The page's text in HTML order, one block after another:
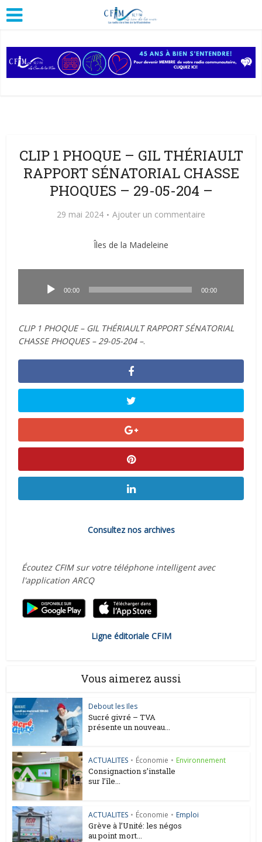
CLIP 1 PHOQUE – GIL THÉRIAULT
RAPPORT SÉNATORIAL CHASSE
PHOQUES – 29-05-204 –
29 mai 2024 Ajouter un commentaire
Îles de la Madeleine
00:00 00:00
CLIP 1 PHOQUE – GIL THÉRIAULT RAPPORT SÉNATORIAL
CHASSE PHOQUES – 29-05-204 –.
Consultez nos archives
Écoutez CFIM sur votre téléphone intelligent avec
l'application ARCQ
Ligne éditoriale CFIM
Vous aimerez aussi
Debout les Iles
Sucré givré – TVA
présente un nouveau...
ACTUALITES • Économie • Environnement
Consignaction s’installe
sur l’île...
ACTUALITES • Économie • Emploi
Grève à l’Unité: les négos
au point mort...